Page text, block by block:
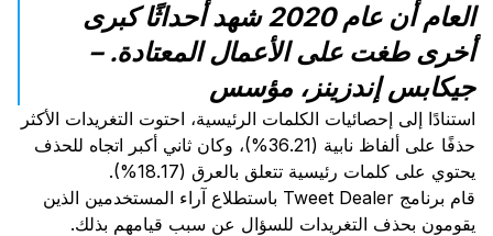
العام أن عام 2020 شهد أحداثًا كبرى
أخرى طغت على الأعمال المعتادة. –
جيكابس إندزينز، مؤسس
استنادًا إلى إحصائيات الكلمات الرئيسية، احتوت التغريدات الأكثر
حذفًا على ألفاظ نابية (36.21%)، وكان ثاني أكبر اتجاه للحذف
يحتوي على كلمات رئيسية تتعلق بالعرق (18.17%).
قام برنامج Tweet Dealer باستطلاع آراء المستخدمين الذين
يقومون بحذف التغريدات للسؤال عن سبب قيامهم بذلك.